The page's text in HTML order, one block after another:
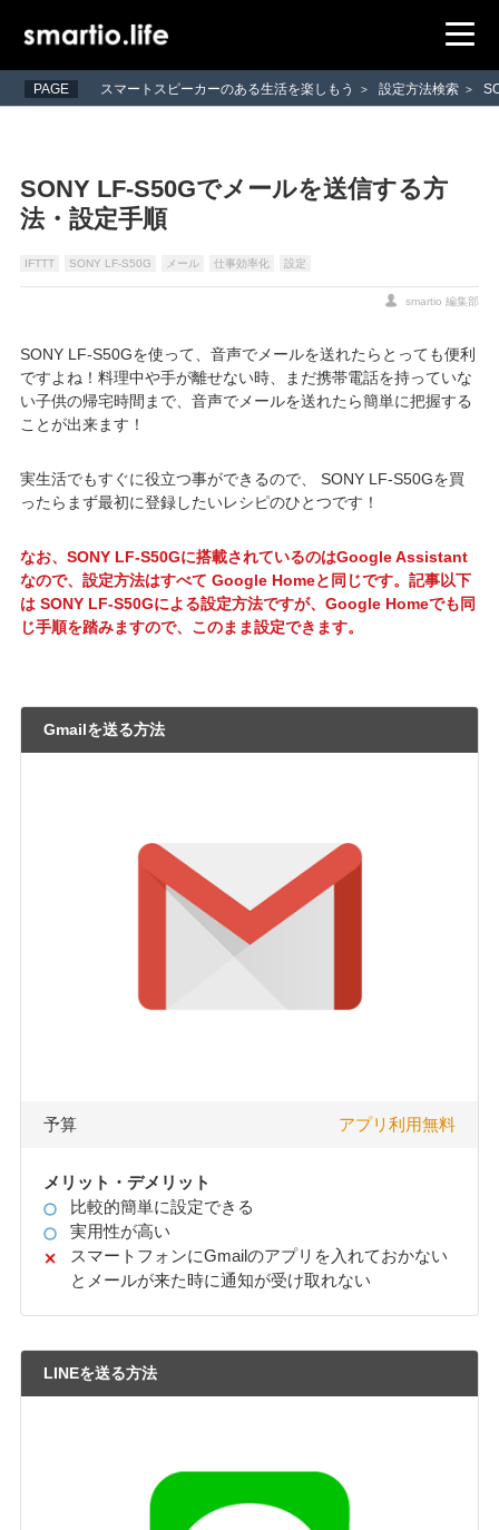
PAGE スマートスピーカーのある生活を楽しもう > 設定方法検索 >
SONY LF-S50Gでメールを送信する方
法・設定手順
IFTTT SONY LF-S50G メール 仕事効率化 設定
smartio 編集部
SONY LF-S50Gを使って、音声でメールを送れたらとっても便利
ですよね！料理中や手が離せない時、まだ携帯電話を持っていな
い子供の帰宅時間まで、音声でメールを送れたら簡単に把握する
ことが出来ます！
実生活でもすぐに役立つ事ができるので、 SONY LF-S50Gを買
ったらまず最初に登録したいレシピのひとつです！
なお、SONY LF-S50Gに搭載されているのはGoogle Assistant
なので、設定方法はすべて Google Homeと同じです。記事以下
は SONY LF-S50Gによる設定方法ですが、Google Homeでも同
じ手順を踏みますので、このまま設定できます。
Gmailを送る方法
予算 アプリ利用無料
メリット・デメリット
比較的簡単に設定できる
実用性が高い
スマートフォンにGmailのアプリを入れておかない
とメールが来た時に通知が受け取れない
LINEを送る方法